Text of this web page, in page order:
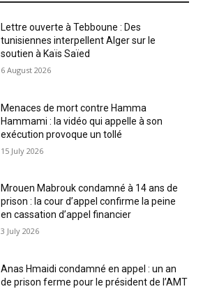
Lettre ouverte à Tebboune : Des
tunisiennes interpellent Alger sur le
soutien à Kaïs Saïed
6 August 2026
Menaces de mort contre Hamma
Hammami : la vidéo qui appelle à son
exécution provoque un tollé
15 July 2026
Mrouen Mabrouk condamné à 14 ans de
prison : la cour d’appel confirme la peine
en cassation d’appel financier
3 July 2026
Anas Hmaidi condamné en appel : un an
de prison ferme pour le président de l’AMT